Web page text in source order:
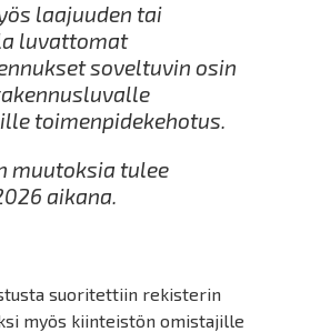
laajuuden tai
luvattomat
soveltuvin osin
toimenpidekehotus.
muutoksia tulee
aikana.
suoritettiin rekisterin
myös kiinteistön omistajille